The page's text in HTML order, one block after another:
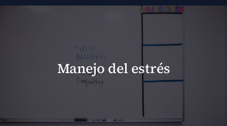
Manejo del estrés